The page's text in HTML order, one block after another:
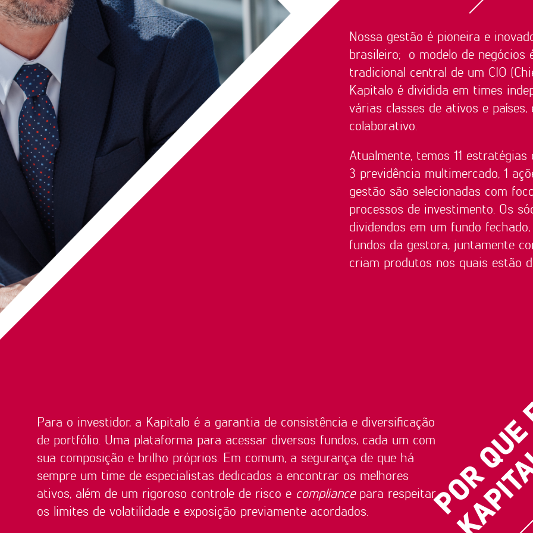
Nossa gestão é pioneira e
brasileiro; o modelo de negócios
tradicional central de um CIO
Kapitalo é dividida em times
várias classes de ativos e
colaborativo.
Atualmente, temos 11
3 previdência multimercado, 1
gestão são selecionadas com
processos de investimento. Os
dividendos em um fundo
fundos da gestora, juntamente
criam produtos nos quais estão
Para o investidor, a Kapitalo é a garantia de consistência e diversificação
de portfólio. Uma plataforma para acessar diversos fundos, cada um com
sua composição e brilho próprios. Em comum, a segurança de que há
sempre um time de especialistas dedicados a encontrar os melhores
ativos, além de um rigoroso controle de risco e compliancepara respeitar
os limites de volatilidade e exposição previamente acordados.